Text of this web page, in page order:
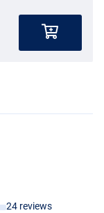
24 reviews